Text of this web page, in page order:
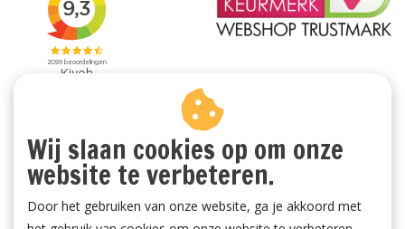
Wij slaan cookies op om onze
website te verbeteren.
Door het gebruiken van onze website, ga je akkoord met